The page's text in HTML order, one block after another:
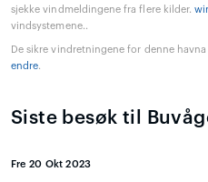
sjekke vindmeldingene fra flere kilder.
vindsystemene..
De sikre vindretningene for denne havna
endre.
Siste besøk til
Fre 20 Okt 2023